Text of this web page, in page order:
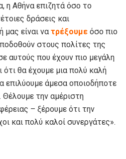
η Αθήνα επιζητά όσο το
δράσεις και
είναι να τρέξουμε όσο πιο
στους πολίτες της
αυτούς που έχουν πιο μεγάλη
ότι θα έχουμε μια πολύ καλή
επιλύουμε άμεσα οποιοδήποτε
την αμέριστη
– ξέρουμε ότι την
και πολύ καλοί συνεργάτες».